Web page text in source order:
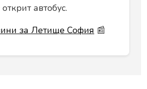
автобус.
за Летище София 📰